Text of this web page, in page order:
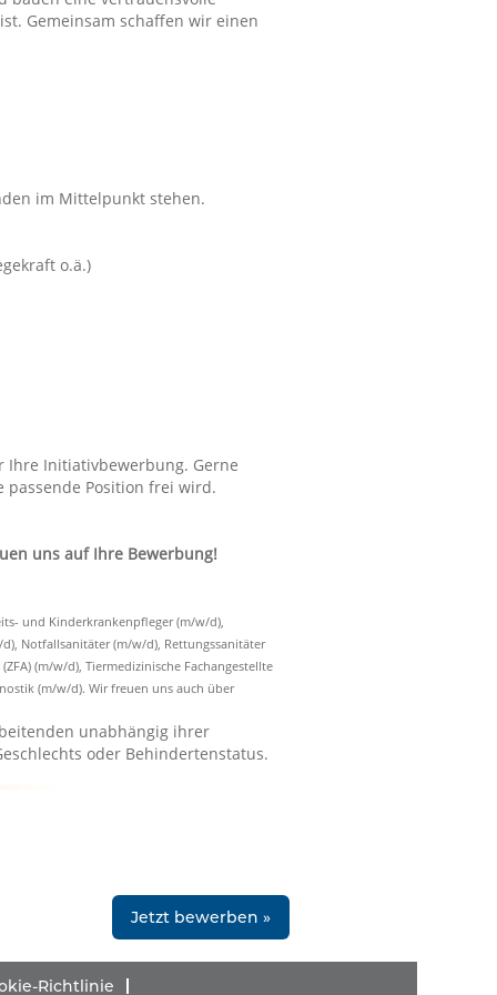
Gemeinsam schaffen wir einen
im Mittelpunkt stehen.
o.ä.)
Ihre Initiativbewerbung. Gerne
Position frei wird.
uns auf Ihre Bewerbung!
und Kinderkrankenpfleger (m/w/d),
d), Notfallsanitäter (m/w/d), Rettungssanitäter
(m/w/d), Tiermedizinische Fachangestellte
(m/w/d). Wir freuen uns auch über
unabhängig ihrer
oder Behindertenstatus.
Jetzt bewerben »
Richtlinie